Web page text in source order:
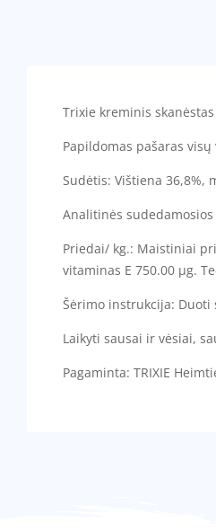
Trixie kreminis
Papildomas pašaras
Sudėtis: Vištiena 36,8%,
Analitinės
Priedai/ kg.: Maistiniai
vitaminas E 750.00 µg.
Šėrimo instrukcija:
Laikyti sausai ir vėsiai,
Pagaminta: TRIXIE